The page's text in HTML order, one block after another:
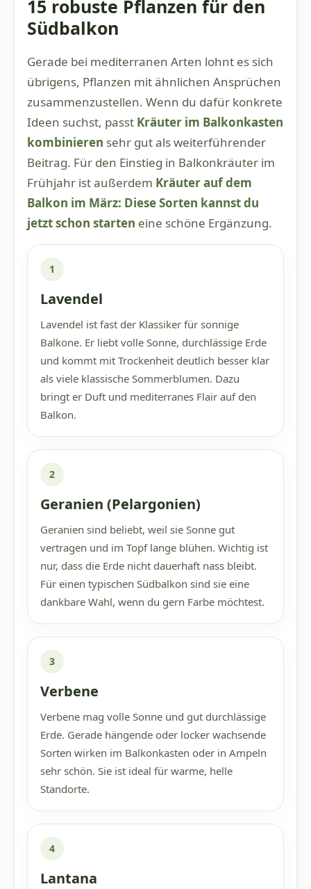
15 robuste Pflanzen für den
Südbalkon
Gerade bei mediterranen Arten lohnt es sich
übrigens, Pflanzen mit ähnlichen Ansprüchen
zusammenzustellen. Wenn du dafür konkrete
Ideen suchst, passt Kräuter im Balkonkasten
kombinieren sehr gut als weiterführender
Beitrag. Für den Einstieg in Balkonkräuter im
Frühjahr ist außerdem Kräuter auf dem
Balkon im März: Diese Sorten kannst du
jetzt schon starten eine schöne Ergänzung.
1
Lavendel
Lavendel ist fast der Klassiker für sonnige
Balkone. Er liebt volle Sonne, durchlässige Erde
und kommt mit Trockenheit deutlich besser klar
als viele klassische Sommerblumen. Dazu
bringt er Duft und mediterranes Flair auf den
Balkon.
2
Geranien (Pelargonien)
Geranien sind beliebt, weil sie Sonne gut
vertragen und im Topf lange blühen. Wichtig ist
nur, dass die Erde nicht dauerhaft nass bleibt.
Für einen typischen Südbalkon sind sie eine
dankbare Wahl, wenn du gern Farbe möchtest.
3
Verbene
Verbene mag volle Sonne und gut durchlässige
Erde. Gerade hängende oder locker wachsende
Sorten wirken im Balkonkasten oder in Ampeln
sehr schön. Sie ist ideal für warme, helle
Standorte.
4
Lantana